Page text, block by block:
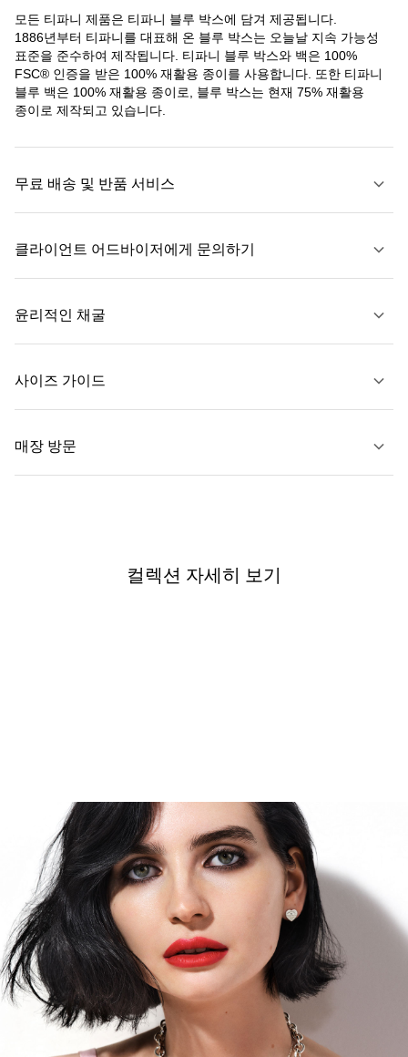
모든 티파니 제품은 티파니 블루 박스에 담겨 제공됩니다.
1886년부터 티파니를 대표해 온 블루 박스는 오늘날 지속 가능성
표준을 준수하여 제작됩니다. 티파니 블루 박스와 백은 100%
FSC® 인증을 받은 100% 재활용 종이를 사용합니다. 또한 티파니
블루 백은 100% 재활용 종이로, 블루 박스는 현재 75% 재활용
종이로 제작되고 있습니다.
무료 배송 및 반품 서비스
자세히 보기
클라이언트 어드바이저에게 문의하기
윤리적인 채굴
사이즈 가이드
자세히 보기
매장 방문
컬렉션 자세히 보기